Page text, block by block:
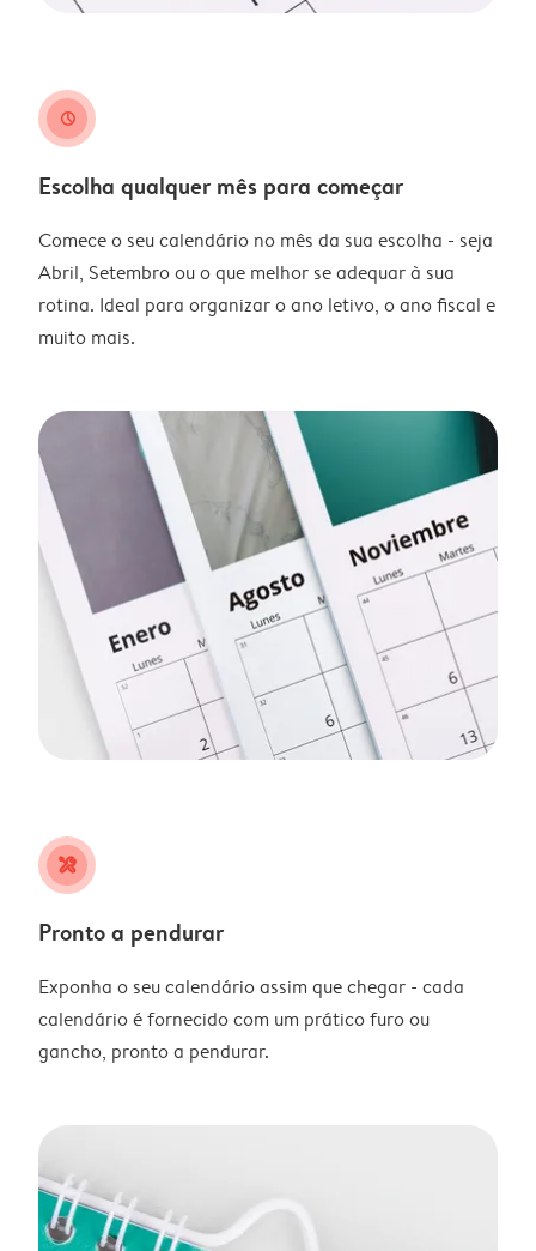
clock
Escolha qualquer mês para começar
Comece o seu calendário no mês da sua escolha - seja
Abril, Setembro ou o que melhor se adequar à sua
rotina. Ideal para organizar o ano letivo, o ano fiscal e
muito mais.
tools
Pronto a pendurar
Exponha o seu calendário assim que chegar - cada
calendário é fornecido com um prático furo ou
gancho, pronto a pendurar.